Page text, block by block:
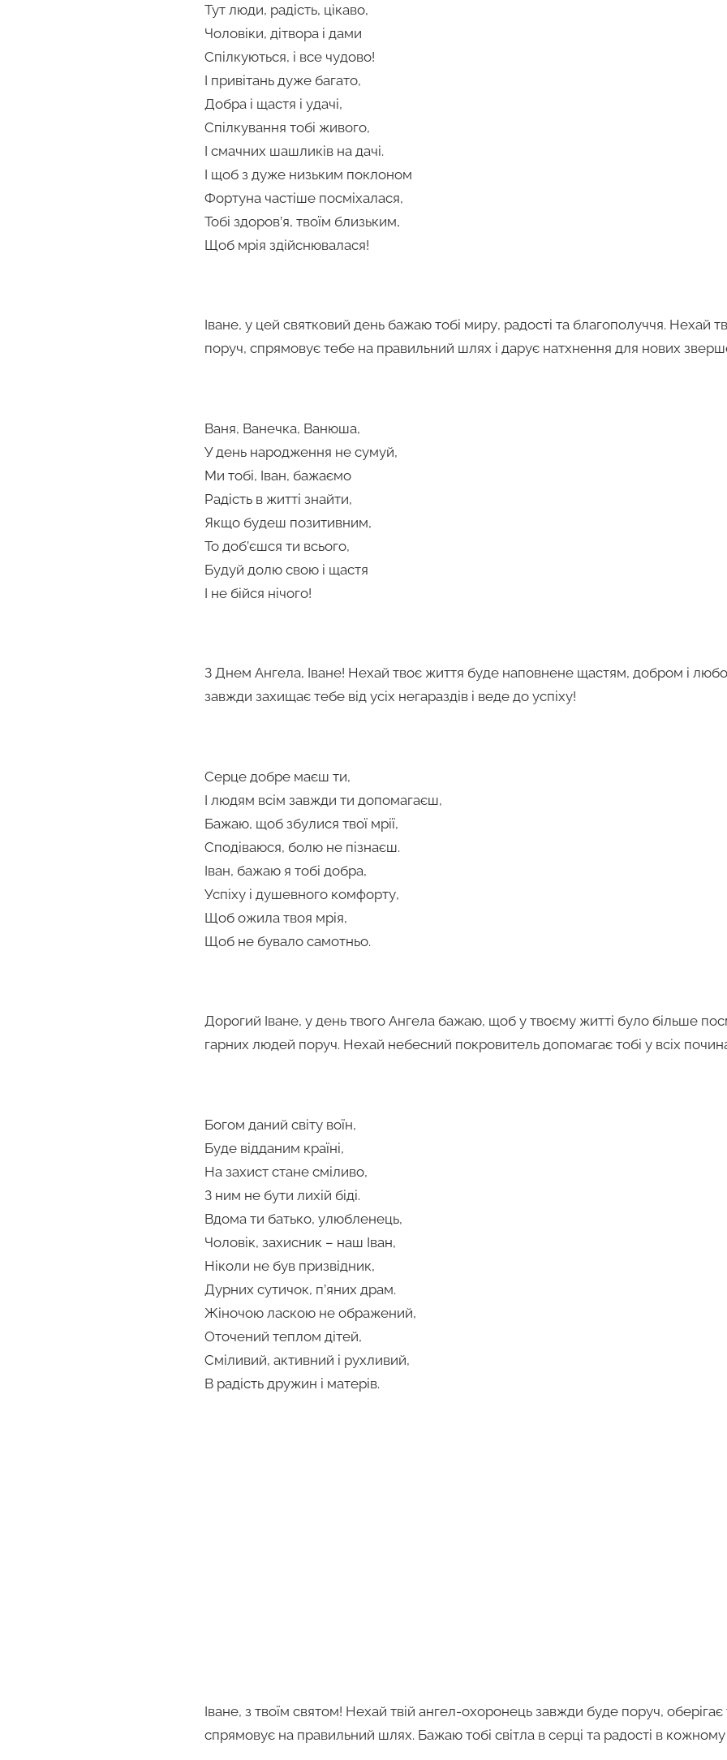
Тут люди, радість, цікаво,
Чоловіки, дітвора і дами
Спілкуються, і все чудово!
І привітань дуже багато,
Добра і щастя і удачі,
Спілкування тобі живого,
І смачних шашликів на дачі.
І щоб з дуже низьким поклоном
Фортуна частіше посміхалася,
Тобі здоров’я, твоїм близьким,
Щоб мрія здійснювалася!
Іване, у цей святковий день бажаю тобі миру, радості та благополуччя. Нехай
поруч, спрямовує тебе на правильний шлях і дарує натхнення для нових
Ваня, Ванечка, Ванюша,
У день народження не сумуй,
Ми тобі, Іван, бажаємо
Радість в житті знайти,
Якщо будеш позитивним,
То доб’єшся ти всього,
Будуй долю свою і щастя
І не бійся нічого!
З Днем Ангела, Іване! Нехай твоє життя буде наповнене щастям, добром і
завжди захищає тебе від усіх негараздів і веде до успіху!
Серце добре маєш ти,
І людям всім завжди ти допомагаєш,
Бажаю, щоб збулися твої мрії,
Сподіваюся, болю не пізнаєш.
Іван, бажаю я тобі добра,
Успіху і душевного комфорту,
Щоб ожила твоя мрія,
Щоб не бувало самотньо.
Дорогий Іване, у день твого Ангела бажаю, щоб у твоєму житті було більше
гарних людей поруч. Нехай небесний покровитель допомагає тобі у всіх
Богом даний світу воїн,
Буде відданим країні,
На захист стане сміливо,
З ним не бути лихій біді.
Вдома ти батько, улюбленець,
Чоловік, захисник – наш Іван,
Ніколи не був призвідник,
Дурних сутичок, п’яних драм.
Жіночою ласкою не ображений,
Оточений теплом дітей,
Сміливий, активний і рухливий,
В радість дружин і матерів.
Іване, з твоїм святом! Нехай твій ангел-охоронець завжди буде поруч, оберігає
спрямовує на правильний шлях. Бажаю тобі світла в серці та радості в кожному